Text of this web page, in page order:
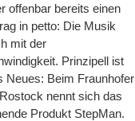
offenbar bereits einen
in petto: Die Musik
mit der
Prinzipell ist
Neues: Beim Fraunhofer
nennt sich das
Produkt StepMan.